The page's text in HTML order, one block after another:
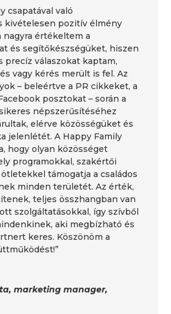
csapatával való
kivételesen pozitív élmény
nagyra értékeltem a
és segítőkészségüket, hiszen
precíz válaszokat kaptam,
vagy kérés merült is fel. Az
– beleértve a PR cikkeket, a
posztokat – során a
népszerűsítéséhez
elérve közösségüket és
jelenlétét. A Happy Family
hogy olyan közösséget
programokkal, szakértői
támogatja a családos
minden területét. Az érték,
teljes összhangban van
szolgáltatásokkal, így szívből
aki megbízható és
keres. Köszönöm a
marketing manager,